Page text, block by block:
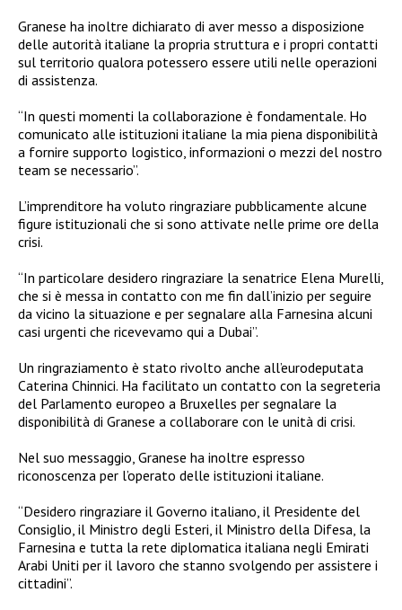
Granese ha inoltre dichiarato di aver messo a disposizione
delle autorità italiane la propria struttura e i propri contatti
sul territorio qualora potessero essere utili nelle operazioni
di assistenza.
“In questi momenti la collaborazione è fondamentale. Ho
comunicato alle istituzioni italiane la mia piena disponibilità
a fornire supporto logistico, informazioni o mezzi del nostro
team se necessario”.
L’imprenditore ha voluto ringraziare pubblicamente alcune
figure istituzionali che si sono attivate nelle prime ore della
crisi.
“In particolare desidero ringraziare la senatrice Elena Murelli,
che si è messa in contatto con me fin dall’inizio per seguire
da vicino la situazione e per segnalare alla Farnesina alcuni
casi urgenti che ricevevamo qui a Dubai”.
Un ringraziamento è stato rivolto anche all’eurodeputata
Caterina Chinnici. Ha facilitato un contatto con la segreteria
del Parlamento europeo a Bruxelles per segnalare la
disponibilità di Granese a collaborare con le unità di crisi.
Nel suo messaggio, Granese ha inoltre espresso
riconoscenza per l’operato delle istituzioni italiane.
“Desidero ringraziare il Governo italiano, il Presidente del
Consiglio, il Ministro degli Esteri, il Ministro della Difesa, la
Farnesina e tutta la rete diplomatica italiana negli Emirati
Arabi Uniti per il lavoro che stanno svolgendo per assistere i
cittadini”.